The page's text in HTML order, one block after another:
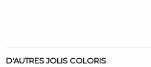
D'AUTRES JOLIS COLORIS